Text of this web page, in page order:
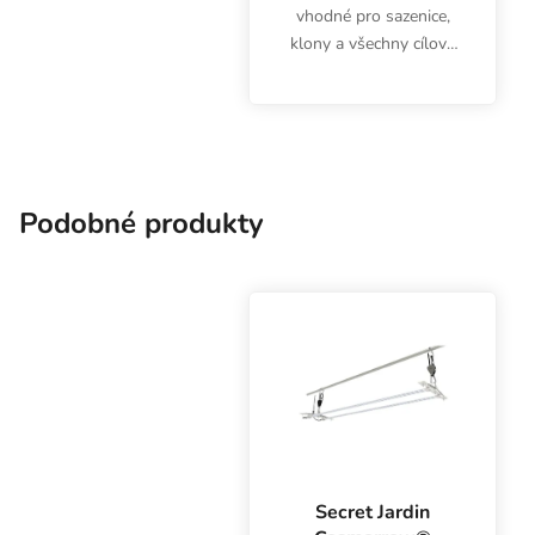
vhodné pro sazenice,
klony a všechny cílové
Podobné produkty
Secret Jardin